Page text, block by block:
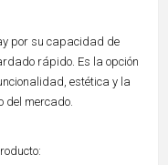
por su capacidad de
rápido. Es la opción
estética y la
del mercado.